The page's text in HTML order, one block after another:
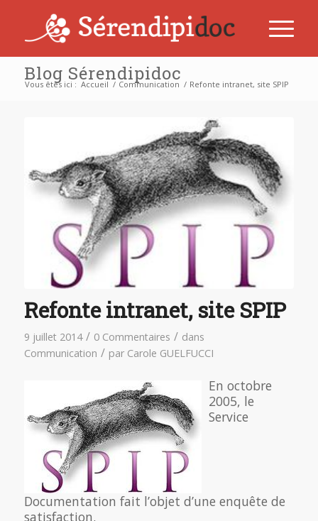
Blog Sérendipidoc
Vous êtes ici : Accueil / Communication / Refonte intranet, site SPIP
Refonte intranet, site SPIP
9 juillet 2014 / 0 Commentaires / dans
Communication / par Carole GUELFUCCI
En octobre
2005, le
Service
Documentation fait l’objet d’une enquête de
satisfaction.